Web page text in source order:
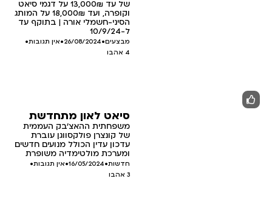
של עד 13,000₪ על דגמי סיאט
וקופרה, ועד 18,000₪ על המותג
הסיני-חשמלי אורה | בתוקף עד
ל-10/9/24
מבצעים•
26/08/2024
•אין תגובות•
4 אהבו
סיאט לאון מתחדשת
משפחתית ההאצ'בק העממית
של קונצרן פולקסווגן עוברת
עדכון עדין הכולל מנועים חדשים
ומערכת מולטימדיה משופרת
חדשות•
16/05/2024
•אין תגובות•
3 אהבו